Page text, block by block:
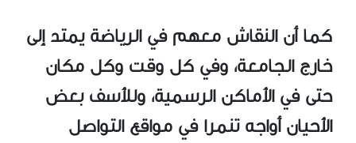
كما أن النقاش معهم في الرياضة يمتد إلى
خارج الجامعة، وفي كل وقت وكل مكان
حتى في الأماكن الرسمية، وللأسف بعض
الأحيان أواجه تنمرا في مواقع التواصل